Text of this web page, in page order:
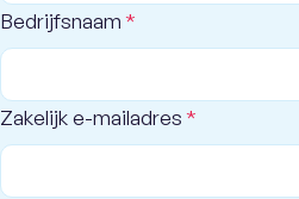
Bedrijfsnaam *
Zakelijk e-mailadres *